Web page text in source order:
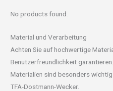
No products found.
Material und Verarbeitung
Achten Sie auf hochwertige
Benutzerfreundlichkeit
Materialien sind besonders
TFA-Dostmann-Wecker.